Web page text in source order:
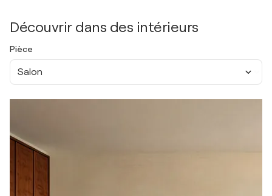
Découvrir dans des intérieurs
Pièce
Salon